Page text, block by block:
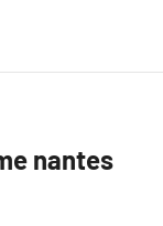
nantes